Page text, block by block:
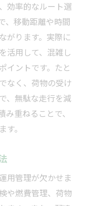
効率的なルート選
、移動距離や時間
がります。実際に
活用して、混雑し
イントです。たと
なく、荷物の受け
、無駄な走行を減
重ねることで、
。
用管理が欠かせま
や燃費管理、荷物